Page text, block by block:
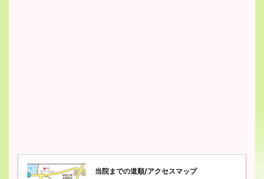
当院までの道順/アクセスマップ